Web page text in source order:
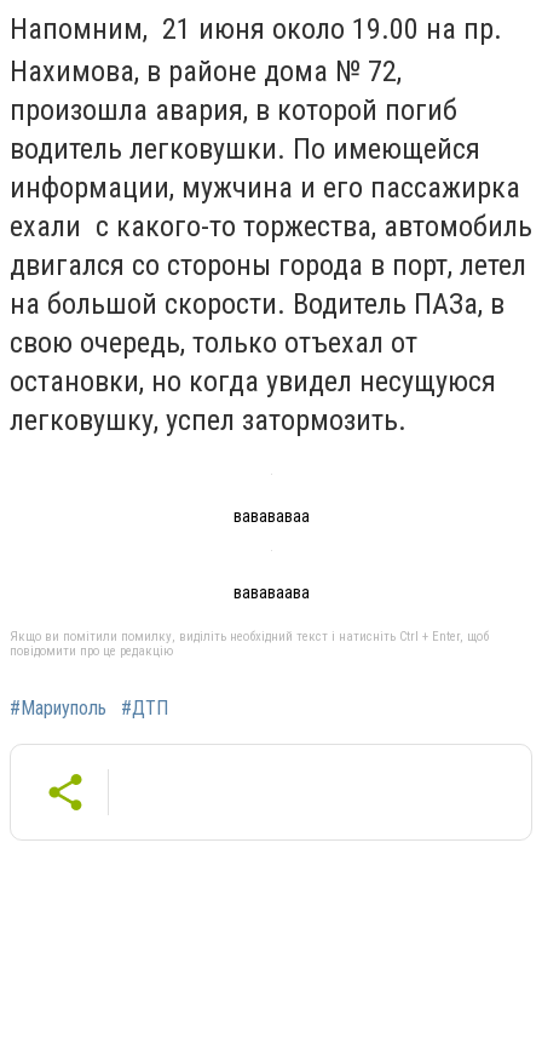
Напомним, 21 июня около 19.00 на пр.
Нахимова, в районе дома № 72,
произошла авария, в которой погиб
водитель легковушки. По имеющейся
информации, мужчина и его пассажирка
ехали с какого-то торжества, автомобиль
двигался со стороны города в порт, летел
на большой скорости. Водитель ПАЗа, в
свою очередь, только отъехал от
остановки, но когда увидел несущуюся
легковушку, успел затормозить.
вавававаа
вававаава
Якщо ви помітили помилку, виділіть необхідний текст і натисніть Ctrl + Enter, щоб
повідомити про це редакцію
#Мариуполь #ДТП